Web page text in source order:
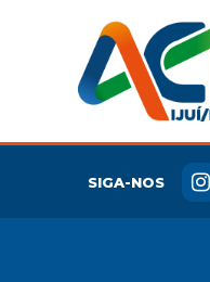
SIGA-NOS